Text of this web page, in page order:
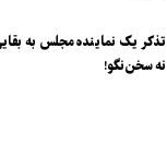
تذکر یک نماینده مجلس به
نه سخن‌نگو!